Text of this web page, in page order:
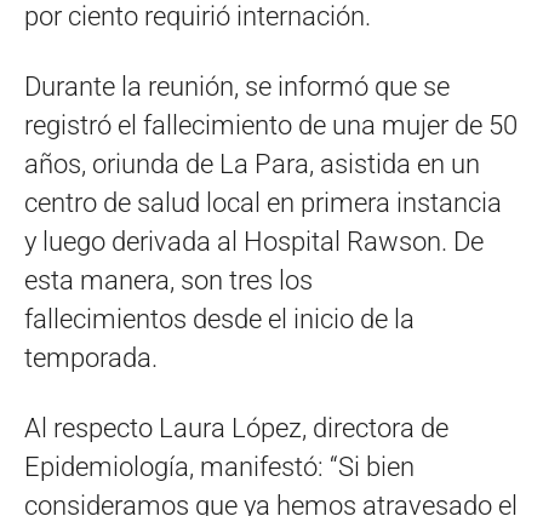
por ciento requirió internación.
Durante la reunión, se informó que se
registró el fallecimiento de una mujer de 50
años, oriunda de La Para, asistida en un
centro de salud local en primera instancia
y luego derivada al Hospital Rawson. De
esta manera, son tres los
fallecimientos desde el inicio de la
temporada.
Al respecto Laura López, directora de
Epidemiología, manifestó: “Si bien
consideramos que ya hemos atravesado el